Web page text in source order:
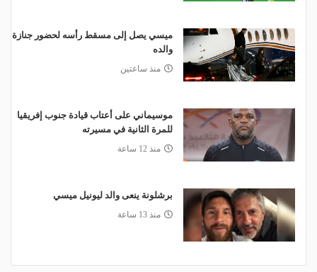
ميسي يصل إلى مسقط رأسه لحضور جنازة
والده
منذ ساعتين
موسيماني على أعتاب قيادة جنوب إفريقيا
للمرة الثانية في مسيرته
منذ 12 ساعة
برشلونة ينعى والد ليونيل ميسي
منذ 13 ساعة